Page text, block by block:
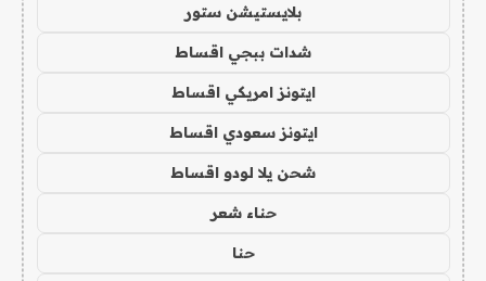
بلايستيشن ستور
شدات ببجي اقساط
ايتونز امريكي اقساط
ايتونز سعودي اقساط
شحن يلا لودو اقساط
حناء شعر
حنا